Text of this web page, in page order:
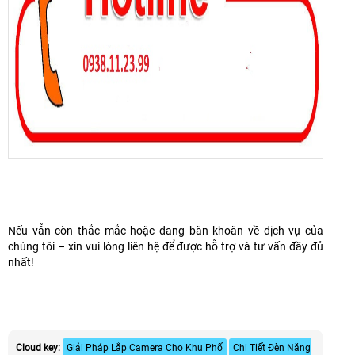
Nếu vẫn còn thắc mắc hoặc đang băn khoăn về dịch vụ của
chúng tôi – xin vui lòng liên hệ để được hỗ trợ và tư vấn đầy đủ
nhất!
Cloud key: Giải Pháp Lắp Camera Cho Khu Phố
Chi Tiết Đèn Năng